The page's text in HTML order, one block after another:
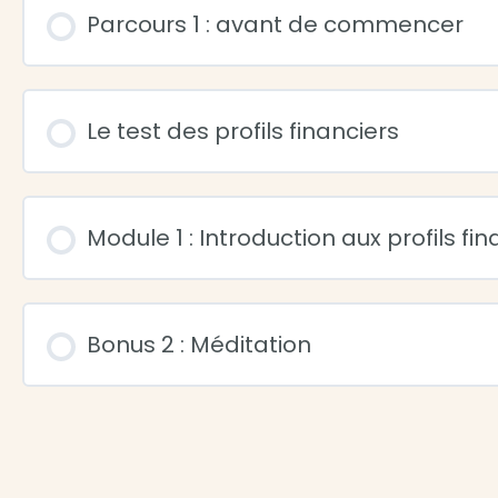
Parcours 1 : avant de commencer
Le test des profils financiers
Module 1 : Introduction aux profils
Bonus 2 : Méditation